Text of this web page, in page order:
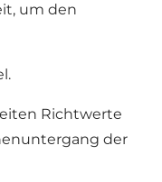
um den
Richtwerte
der